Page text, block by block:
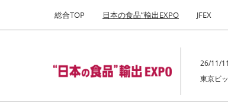
キ
し
て
to
総合TOP 日本の食品”輸出EXPO JFEX
26/11/
東京ビ